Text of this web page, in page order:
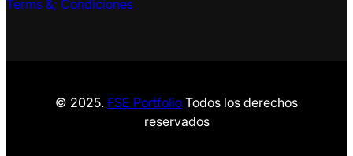
Terms &; Condiciones
© 2025. FSE Portfolio Todos los derechos
reservados